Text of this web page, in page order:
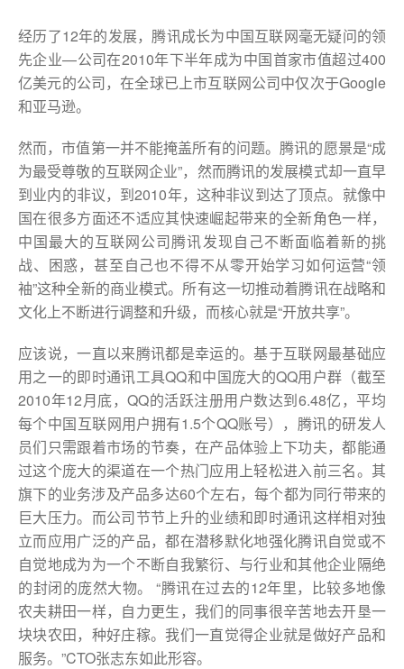
经历了12年的发展，腾讯成长为中国互联网毫无疑问的领
先企业—公司在2010年下半年成为中国首家市值超过400
亿美元的公司，在全球已上市互联网公司中仅次于Google
和亚马逊。
然而，市值第一并不能掩盖所有的问题。腾讯的愿景是“成
为最受尊敬的互联网企业”，然而腾讯的发展模式却一直早
到业内的非议，到2010年，这种非议到达了顶点。就像中
国在很多方面还不适应其快速崛起带来的全新角色一样，
中国最大的互联网公司腾讯发现自己不断面临着新的挑
战、困惑，甚至自己也不得不从零开始学习如何运营“领
袖”这种全新的商业模式。所有这一切推动着腾讯在战略和
文化上不断进行调整和升级，而核心就是“开放共享”。
应该说，一直以来腾讯都是幸运的。基于互联网最基础应
用之一的即时通讯工具QQ和中国庞大的QQ用户群（截至
2010年12月底，QQ的活跃注册用户数达到6.48亿，平均
每个中国互联网用户拥有1.5个QQ账号），腾讯的研发人
员们只需跟着市场的节奏，在产品体验上下功夫，都能通
过这个庞大的渠道在一个热门应用上轻松进入前三名。其
旗下的业务涉及产品多达60个左右，每个都为同行带来的
巨大压力。而公司节节上升的业绩和即时通讯这样相对独
立而应用广泛的产品，都在潜移默化地强化腾讯自觉或不
自觉地成为为一个不断自我繁衍、与行业和其他企业隔绝
的封闭的庞然大物。 “腾讯在过去的12年里，比较多地像
农夫耕田一样，自力更生，我们的同事很辛苦地去开垦一
块块农田，种好庄稼。我们一直觉得企业就是做好产品和
服务。”CTO张志东如此形容。